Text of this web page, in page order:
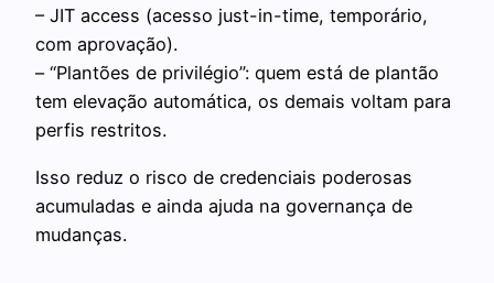
– JIT access (acesso just-in-time, temporário,
com aprovação).
– “Plantões de privilégio”: quem está de plantão
tem elevação automática, os demais voltam para
perfis restritos.
Isso reduz o risco de credenciais poderosas
acumuladas e ainda ajuda na governança de
mudanças.